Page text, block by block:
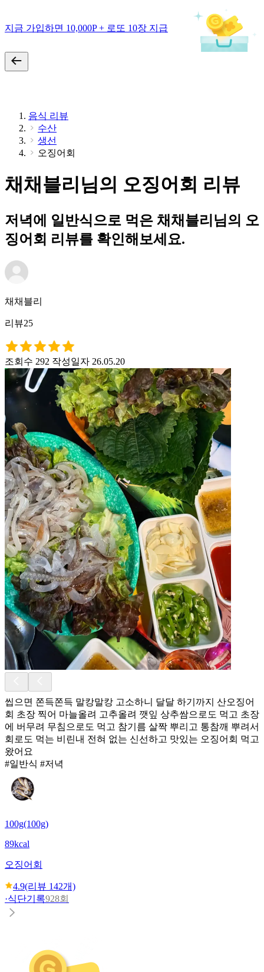
지금 가입하면 10,000P + 로또 10장 지급
음식 리뷰
수산
생선
오징어회
채채블리님의 오징어회 리뷰
저녁에 일반식으로 먹은 채채블리님의 오
징어회 리뷰를 확인해보세요.
채채블리
리뷰25
조회수 292 작성일자 26.05.20
씹으면 쫀득쫀득 말캉말캉 고소하니 달달 하기까지 산오징어
회 초장 찍어 마늘올려 고추올려 깻잎 상추쌈으로도 먹고 초장
에 버무려 무침으로도 먹고 참기름 살짝 뿌리고 통참깨 뿌려서
회로도 먹는 비린내 전혀 없는 신선하고 맛있는 오징어회 먹고
왔어요
#일반식 #저녁
100g(100g)
89kcal
오징어회
4.9(리뷰 142개)
·식단기록928회